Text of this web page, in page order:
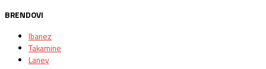
BRENDOVI
Ibanez
Takamine
Laney